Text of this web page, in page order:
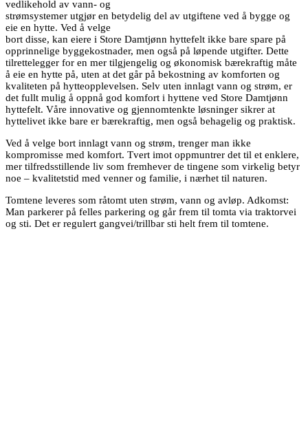
vedlikehold av vann- og
strømsystemer utgjør en betydelig del av utgiftene ved å bygge og
eie en hytte. Ved å velge
bort disse, kan eiere i Store Damtjønn hyttefelt ikke bare spare på
opprinnelige byggekostnader, men også på løpende utgifter. Dette
tilrettelegger for en mer tilgjengelig og økonomisk bærekraftig måte
å eie en hytte på, uten at det går på bekostning av komforten og
kvaliteten på hytteopplevelsen. Selv uten innlagt vann og strøm, er
det fullt mulig å oppnå god komfort i hyttene ved Store Damtjønn
hyttefelt. Våre innovative og gjennomtenkte løsninger sikrer at
hyttelivet ikke bare er bærekraftig, men også behagelig og praktisk.
Ved å velge bort innlagt vann og strøm, trenger man ikke
kompromisse med komfort. Tvert imot oppmuntrer det til et enklere,
mer tilfredsstillende liv som fremhever de tingene som virkelig betyr
noe – kvalitetstid med venner og familie, i nærhet til naturen.
Tomtene leveres som råtomt uten strøm, vann og avløp. Adkomst:
Man parkerer på felles parkering og går frem til tomta via traktorvei
og sti. Det er regulert gangvei/trillbar sti helt frem til tomtene.